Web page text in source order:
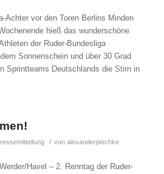
Achter vor den Toren Berlins Minden
hieß das wunderschöne
der Ruder-Bundesliga
Sonnenschein und über 30 Grad
Sprintteams Deutschlands die Stirn in
/ von alexanderpischke
Havel – 2. Renntag der Ruder-